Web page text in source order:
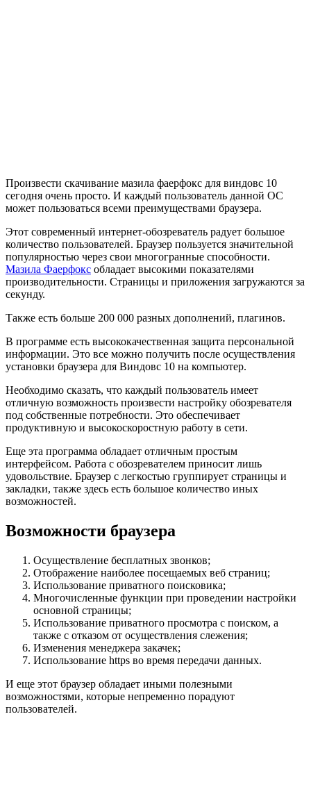
Произвести скачивание мазила фаерфокс для виндовс 10
сегодня очень просто. И каждый пользователь данной ОС
может пользоваться всеми преимуществами браузера.
Этот современный интернет-обозреватель радует большое
количество пользователей. Браузер пользуется значительной
популярностью через свои многогранные способности.
Мазила Фаерфокс обладает высокими показателями
производительности. Страницы и приложения загружаются за
секунду.
Также есть больше 200 000 разных дополнений, плагинов.
В программе есть высококачественная защита персональной
информации. Это все можно получить после осуществления
установки браузера для Виндовс 10 на компьютер.
Необходимо сказать, что каждый пользователь имеет
отличную возможность произвести настройку обозревателя
под собственные потребности. Это обеспечивает
продуктивную и высокоскоростную работу в сети.
Еще эта программа обладает отличным простым
интерфейсом. Работа с обозревателем приносит лишь
удовольствие. Браузер с легкостью группирует страницы и
закладки, также здесь есть большое количество иных
возможностей.
Возможности браузера
Осуществление бесплатных звонков;
Отображение наиболее посещаемых веб страниц;
Использование приватного поисковика;
Многочисленные функции при проведении настройки
основной страницы;
Использование приватного просмотра с поиском, а
также с отказом от осуществления слежения;
Изменения менеджера закачек;
Использование https во время передачи данных.
И еще этот браузер обладает иными полезными
возможностями, которые непременно порадуют
пользователей.